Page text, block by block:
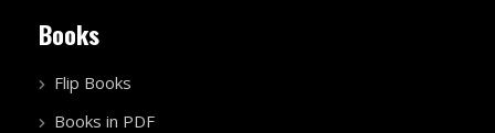
Books
Flip Books
Books in PDF